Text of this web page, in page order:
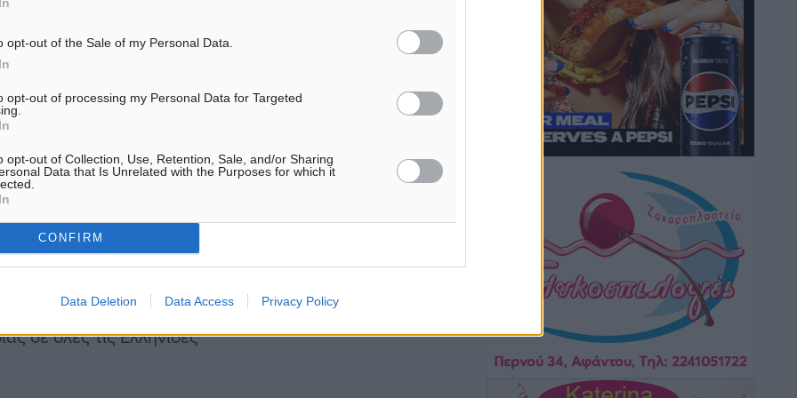
opt-out of the Sale of my Personal Data.
opt-out of processing my Personal Data for Targeted
opt-out of Collection, Use, Retention, Sale, and/or Sharing
Data that Is Unrelated with the Purposes for which it
CONFIRM
Data Deletion Data Access Privacy Policy
δημοκρατική
καλύτερα, διότι
επιλέγουμε». Επίσης
σηματοδοτεί τη
κατά της
στον θάνατο κι είναι
αγωνιστούμε για να
δοκιμασιών και
και αλληλεγγύης. Η
θυσιάζεται στη Γάζα,
Η ανθρωπότητα
εις βάρος της ισχύος
σε όλες τις Ελληνίδες
Τοπικές Ειδήσεις • πριν 2 ώρες
Iατρικός Σύλλογος Ροδου προς Α.
Γεωργιάδη: Στρατηγικές Προτάσεις για
την Ενίσχυση της Δημόσιας Υγείας στη
Νησιωτική Ελλάδα και στα
Νοσοκομεία της Γ΄ Ζώνης
πριν 2 ώρες
Πάνθηρες: Ξεκίνησαν αισιόδοξοι για
την παρθενική “πτήση” τους
Αθλητικά• πριν 2 ώρες
Άρης Αρχαγγέλου: Στο πλευρό του
άτυχου Ιάκωβου Θωμά
Αθλητικά πριν 2 ώρες